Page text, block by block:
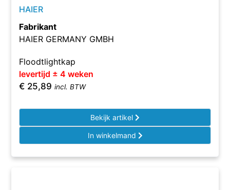
HAIER
Fabrikant
HAIER GERMANY GMBH
Floodtlightkap
levertijd ± 4 weken
€ 25,89 incl. BTW
Bekijk artikel
In winkelmand